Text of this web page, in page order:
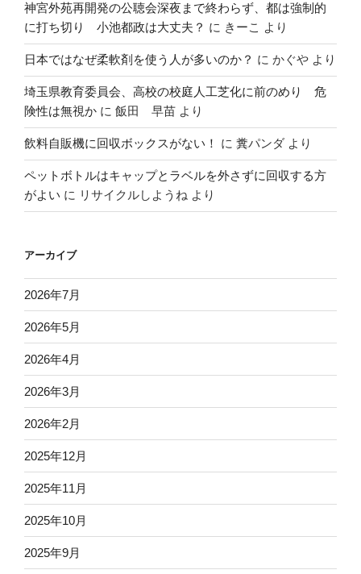
神宮外苑再開発の公聴会深夜まで終わらず、都は強制的
に打ち切り 小池都政は大丈夫？ に きーこ より
日本ではなぜ柔軟剤を使う人が多いのか？ に かぐや より
埼玉県教育委員会、高校の校庭人工芝化に前のめり 危
険性は無視か に 飯田 早苗 より
飲料自販機に回収ボックスがない！ に 糞パンダ より
ペットボトルはキャップとラベルを外さずに回収する方
がよい に リサイクルしようね より
アーカイブ
2026年7月
2026年5月
2026年4月
2026年3月
2026年2月
2025年12月
2025年11月
2025年10月
2025年9月